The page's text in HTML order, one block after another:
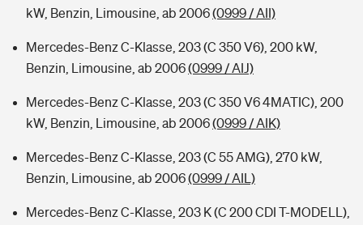
kW, Benzin, Limousine, ab 2006(0999 / AII)
Mercedes-Benz C-Klasse, 203 (C 350 V6), 200 kW,
Benzin, Limousine, ab 2006(0999 / AIJ)
Mercedes-Benz C-Klasse, 203 (C 350 V6 4MATIC), 200
kW, Benzin, Limousine, ab 2006(0999 / AIK)
Mercedes-Benz C-Klasse, 203 (C 55 AMG), 270 kW,
Benzin, Limousine, ab 2006(0999 / AIL)
Mercedes-Benz C-Klasse, 203 K (C 200 CDI T-MODELL),